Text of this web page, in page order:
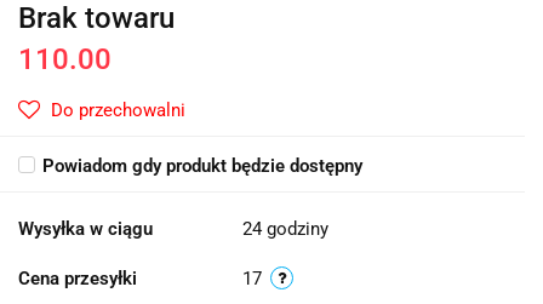
Brak towaru
110.00
Do przechowalni
Powiadom gdy produkt będzie dostępny
Wysyłka w ciągu 24 godziny
Cena przesyłki 17